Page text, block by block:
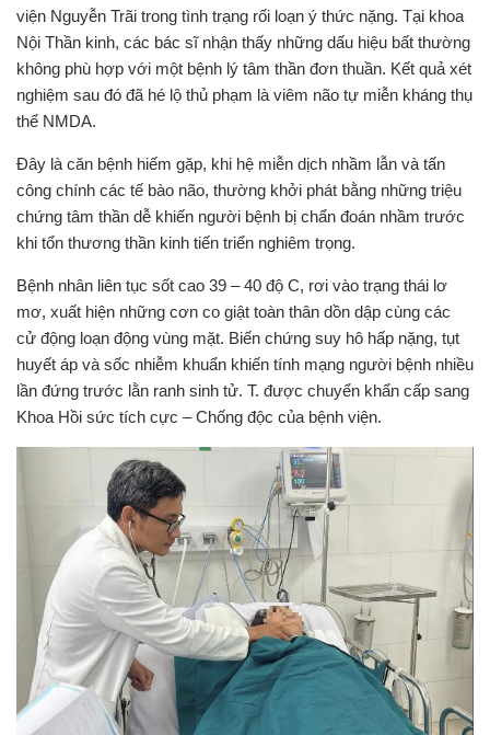
viện Nguyễn Trãi trong tình trạng rối loạn ý thức nặng. Tại khoa
Nội Thần kinh, các bác sĩ nhận thấy những dấu hiệu bất thường
không phù hợp với một bệnh lý tâm thần đơn thuần. Kết quả xét
nghiệm sau đó đã hé lộ thủ phạm là viêm não tự miễn kháng thụ
thể NMDA.
Đây là căn bệnh hiếm gặp, khi hệ miễn dịch nhầm lẫn và tấn
công chính các tế bào não, thường khởi phát bằng những triệu
chứng tâm thần dễ khiến người bệnh bị chẩn đoán nhầm trước
khi tổn thương thần kinh tiến triển nghiêm trọng.
Bệnh nhân liên tục sốt cao 39 – 40 độ C, rơi vào trạng thái lơ
mơ, xuất hiện những cơn co giật toàn thân dồn dập cùng các
cử động loạn động vùng mặt. Biến chứng suy hô hấp nặng, tụt
huyết áp và sốc nhiễm khuẩn khiến tính mạng người bệnh nhiều
lần đứng trước lằn ranh sinh tử. T. được chuyển khẩn cấp sang
Khoa Hồi sức tích cực – Chống độc của bệnh viện.